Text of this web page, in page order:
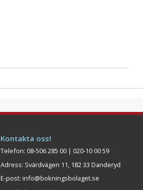
Kontakta oss!
Telefon: 08-506 285 00 | 020-10 00 59
Adress: Svärdvägen 11, 182 33 Danderyd
E-post: info@bokningsbolaget.se